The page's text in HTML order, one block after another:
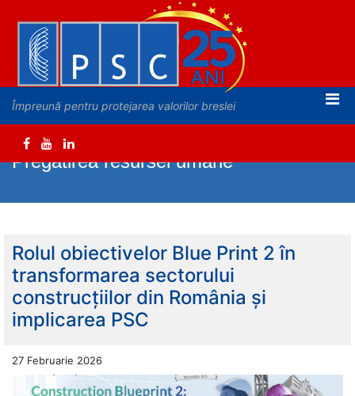
Împreună pentru protejarea valorilor breslei
Pregatirea resursei umane
Rolul obiectivelor Blue Print 2 în
transformarea sectorului
construcțiilor din România și
implicarea PSC
27 Februarie 2026